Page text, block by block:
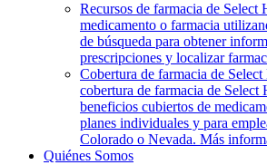
Recursos de farmacia de Select
medicamento o farmacia
de búsqueda para obtener
prescripciones y localizar
Cobertura de farmacia de Select
cobertura de farmacia de Select
beneficios cubiertos de
planes individuales y para
Colorado o Nevada. Más
Quiénes Somos